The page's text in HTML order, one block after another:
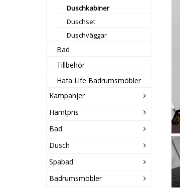
Duschkabiner
Duschset
Duschväggar
Bad
Tillbehör
Hafa Life Badrumsmöbler
Kampanjer
Hämtpris
Bad
Dusch
Spabad
Badrumsmöbler